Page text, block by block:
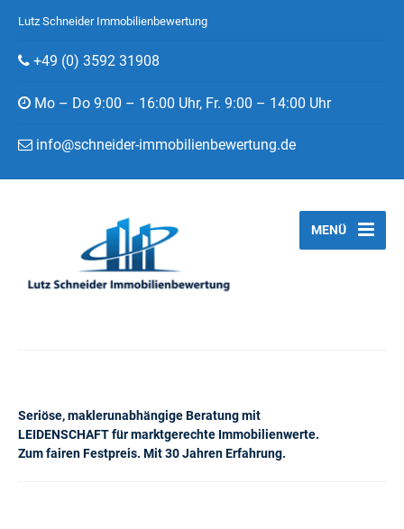
Lutz Schneider Immobilienbewertung
+49 (0) 3592 31908
Mo – Do 9:00 – 16:00 Uhr, Fr. 9:00 – 14:00 Uhr
info@schneider-immobilienbewertung.de
Seriöse, maklerunabhängige Beratung mit
LEIDENSCHAFT für marktgerechte Immobilienwerte.
Zum fairen Festpreis. Mit 30 Jahren Erfahrung.
MENÜ